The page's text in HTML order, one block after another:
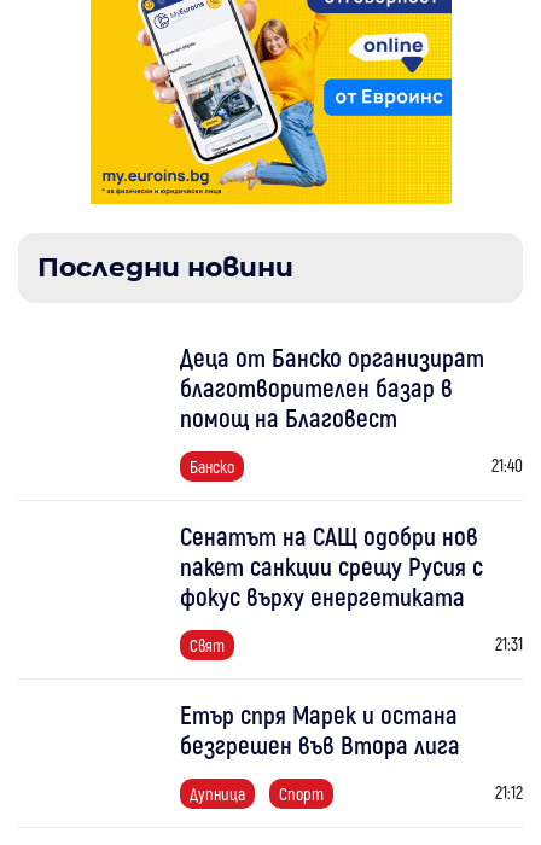
Последни новини
Деца от Банско организират
благотворителен базар в
помощ на Благовест
Банско 21:40
Сенатът на САЩ одобри нов
пакет санкции срещу Русия с
фокус върху енергетиката
Свят 21:31
Етър спря Марек и остана
безгрешен във Втора лига
Дупница Спорт 21:12